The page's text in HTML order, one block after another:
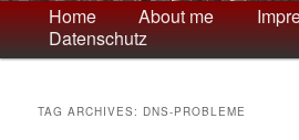
Main
menu
Home About me
Datenschutz
TAG ARCHIVES: DNS-PROBLEME